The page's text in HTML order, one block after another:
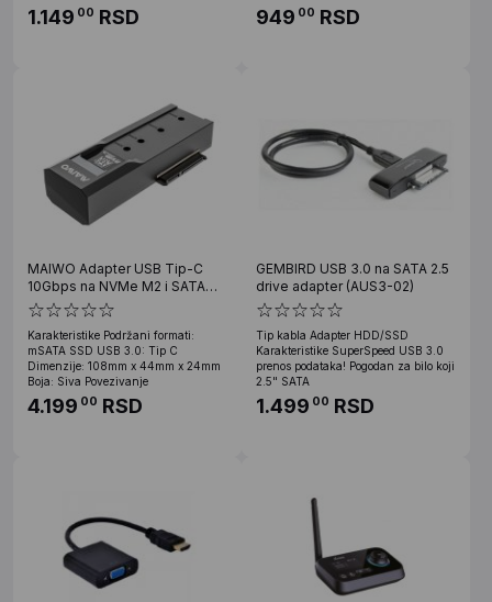
1.149 00 RSD 949 00 RSD
MAIWO Adapter USB Tip-C
10Gbps na NVMe M2 i SATA
disk za 2.5'' i 3.5'' HDD,
K10635P2
Karakteristike Podržani formati:
mSATA SSD USB 3.0: Tip C
Dimenzije: 108mm x 44mm x 24mm
Boja: Siva Povezivanje
4.199 00 RSD
GEMBIRD USB 3.0 na SATA 2.5
drive adapter (AUS3-02)
Tip kabla Adapter HDD/SSD
Karakteristike SuperSpeed USB 3.0
prenos podataka! Pogodan za bilo koji
2.5" SATA
1.499 00 RSD